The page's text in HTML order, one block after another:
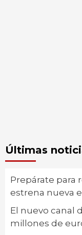
Últimas
Prepárate para
estrena nueva
El nuevo canal
millones de